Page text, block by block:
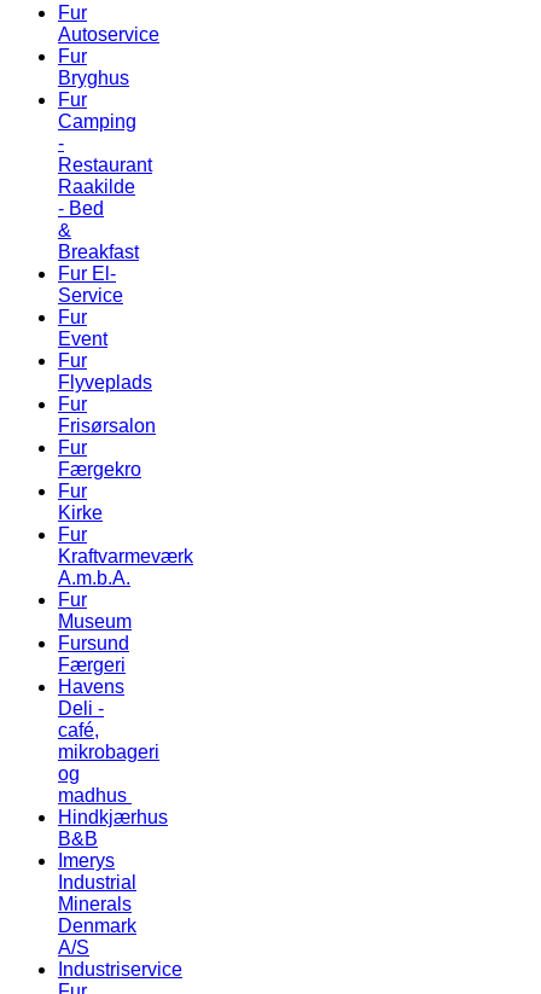
Fur
Autoservice
Fur
Bryghus
Fur
Camping
-
Restaurant
Raakilde
- Bed
&
Breakfast
Fur El-
Service
Fur
Event
Fur
Flyveplads
Fur
Frisørsalon
Fur
Færgekro
Fur
Kirke
Fur
Kraftvarmeværk
A.m.b.A.
Fur
Museum
Fursund
Færgeri
Havens
Deli -
café,
mikrobageri
og
madhus
Hindkjærhus
B&B
Imerys
Industrial
Minerals
Denmark
A/S
Industriservice